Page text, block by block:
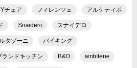
Yチェア フィレンツェ アルケティポ
Snaidero スナイデロ
タゾーニ バイキング
ランドキッチン B&O ambitene